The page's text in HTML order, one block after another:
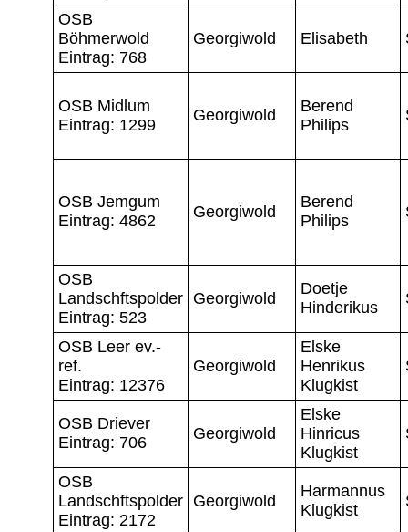
OSB
Böhmerwold
Eintrag: 768
Georgiwold Elisabeth
OSB Midlum
Eintrag: 1299
Georgiwold
Berend
Philips
OSB Jemgum
Eintrag: 4862
Georgiwold
Berend
Philips
OSB
Landschftspolder
Eintrag: 523
Georgiwold
Doetje
Hinderikus
OSB Leer ev.-
ref.
Eintrag: 12376
Georgiwold
Elske
Henrikus
Klugkist
OSB Driever
Eintrag: 706
Georgiwold
Elske
Hinricus
Klugkist
OSB
Landschftspolder
Eintrag: 2172
Georgiwold
Harmannus
Klugkist